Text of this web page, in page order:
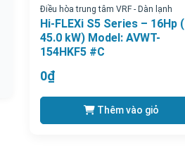
Điều hòa trung tâm VRF - Dàn lạnh
Hi-FLEXi S5 Series – 16Hp (
45.0 kW) Model: AVWT-
154HKF5 #C
0₫
Thêm vào giỏ